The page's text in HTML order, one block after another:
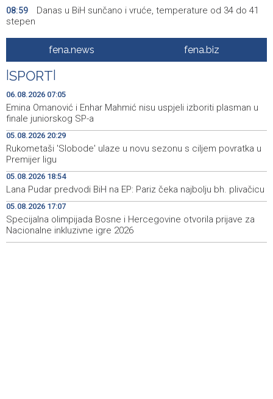
08:59
Danas u BiH sunčano i vruće, temperature od 34 do 41
stepen
POLITICO: Zašto ljudi žele posao u Evropskoj komisiji — i
zašto toliko mnogo njih završi nesretno?
08:55
Zenica miners spend second night underground in
protest over unpaid wages
08:45
Helez and NATO Headquarters Sarajevo Commander
Fowler visit Bugojno
08:42
HRW: Izraelski napad na libanske novinare mogao bi biti
ratni zločin
08:41
Najave foto i video servisa za 6. 8. 2026. godine
(četvrtak)
08:17 Trump: Razgovori s Iranom 'idu prilično dobro'
fena.news fena.biz
SPORT
06.08.2026 07:05
Emina Omanović i Enhar Mahmić nisu uspjeli izboriti plasman u
finale juniorskog SP-a
05.08.2026 20:29
Rukometaši 'Slobode' ulaze u novu sezonu s ciljem povratka u
Premijer ligu
05.08.2026 18:54
Lana Pudar predvodi BiH na EP: Pariz čeka najbolju bh. plivačicu
05.08.2026 17:07
Specijalna olimpijada Bosne i Hercegovine otvorila prijave za
Nacionalne inkluzivne igre 2026